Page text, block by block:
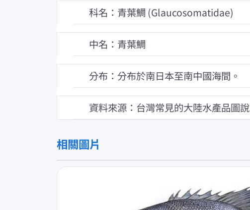
科名：青葉鯛 (Glaucosomatidae)
中名：青葉鯛
分布：分布於南日本至南中國海間。
資料來源：台灣常見的大陸水產品圖說
相關圖片